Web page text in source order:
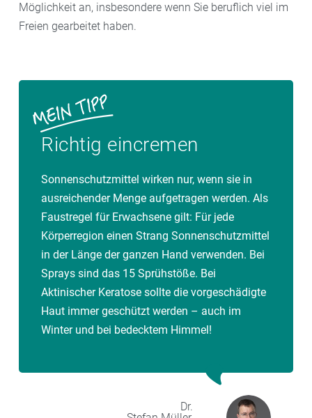
Möglichkeit an, insbesondere wenn Sie beruflich viel im
Freien gearbeitet haben.
Richtig eincremen
Sonnenschutzmittel wirken nur, wenn sie in
ausreichender Menge aufgetragen werden. Als
Faustregel für Erwachsene gilt: Für jede
Körperregion einen Strang Sonnenschutzmittel
in der Länge der ganzen Hand verwenden. Bei
Sprays sind das 15 Sprühstöße. Bei
Aktinischer Keratose sollte die vorgeschädigte
Haut immer geschützt werden – auch im
Winter und bei bedecktem Himmel!
Dr.